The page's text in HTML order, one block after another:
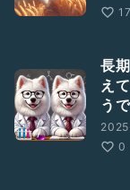
長
え
う
0